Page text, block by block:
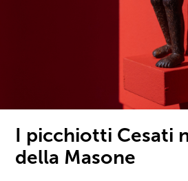
I picchiotti Cesati
della Masone